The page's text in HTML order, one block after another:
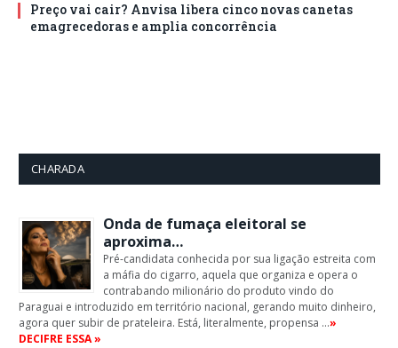
Preço vai cair? Anvisa libera cinco novas canetas
emagrecedoras e amplia concorrência
CHARADA
Onda de fumaça eleitoral se
aproxima…
Pré-candidata conhecida por sua ligação estreita com
a máfia do cigarro, aquela que organiza e opera o
contrabando milionário do produto vindo do
Paraguai e introduzido em território nacional, gerando muito dinheiro,
agora quer subir de prateleira. Está, literalmente, propensa …»
DECIFRE ESSA »